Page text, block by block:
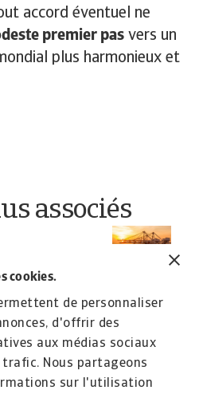
cookies.
de personnaliser
d'offrir des
aux médias sociaux
Nous partageons
sur l'utilisation
accord éventuel ne
premier pas vers un
plus harmonieux et
associés
chain risk as
economic ...